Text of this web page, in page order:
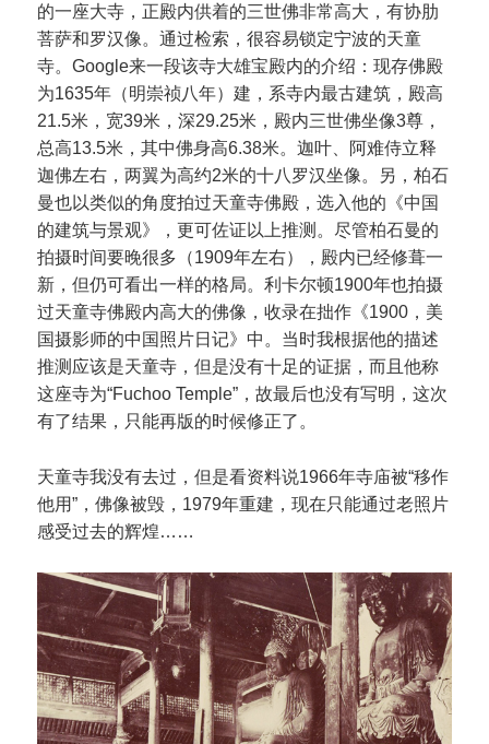
的一座大寺，正殿内供着的三世佛非常高大，有协肋
菩萨和罗汉像。通过检索，很容易锁定宁波的天童
寺。Google来一段该寺大雄宝殿内的介绍：现存佛殿
为1635年（明崇祯八年）建，系寺内最古建筑，殿高
21.5米，宽39米，深29.25米，殿内三世佛坐像3尊，
总高13.5米，其中佛身高6.38米。迦叶、阿难侍立释
迦佛左右，两翼为高约2米的十八罗汉坐像。另，柏石
曼也以类似的角度拍过天童寺佛殿，选入他的《中国
的建筑与景观》，更可佐证以上推测。尽管柏石曼的
拍摄时间要晚很多（1909年左右），殿内已经修葺一
新，但仍可看出一样的格局。利卡尔顿1900年也拍摄
过天童寺佛殿内高大的佛像，收录在拙作《1900，美
国摄影师的中国照片日记》中。当时我根据他的描述
推测应该是天童寺，但是没有十足的证据，而且他称
这座寺为“Fuchoo Temple”，故最后也没有写明，这次
有了结果，只能再版的时候修正了。
天童寺我没有去过，但是看资料说1966年寺庙被“移作
他用”，佛像被毁，1979年重建，现在只能通过老照片
感受过去的辉煌……